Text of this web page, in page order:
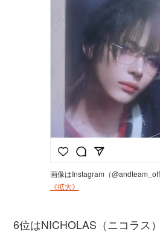
画像はInstagram（
《拡大》
6位はNICHOLAS（ニコラス